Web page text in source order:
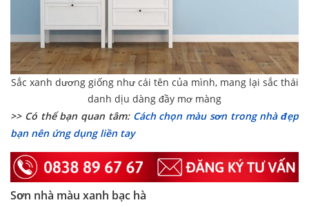
Sắc xanh dương giống như cái tên của mình, mang lại sắc thái
danh dịu dàng đầy mơ màng
>> Có thể bạn quan tâm: Cách chọn màu sơn trong nhà đẹp
bạn nên ứng dụng liền tay
Sơn nhà màu xanh bạc hà